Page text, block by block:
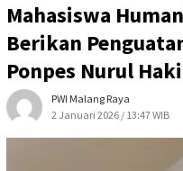
Mahasiswa
Berikan
Ponpes Nurul
PWI Malang Raya
2 Januari 2026 / 13:47 WIB